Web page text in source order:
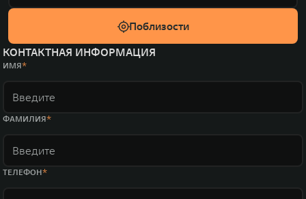
Поблизости
КОНТАКТНАЯ ИНФОРМАЦИЯ
ИМЯ
ФАМИЛИЯ
ТЕЛЕФОН